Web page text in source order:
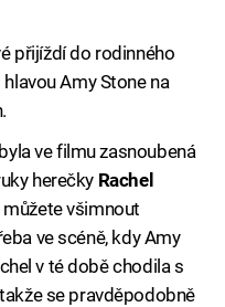
přijíždí do rodinného
Amy Stone na
ve filmu zasnoubená
herečky Rachel
můžete všimnout
ve scéně, kdy Amy
v té době chodila s
se pravděpodobně